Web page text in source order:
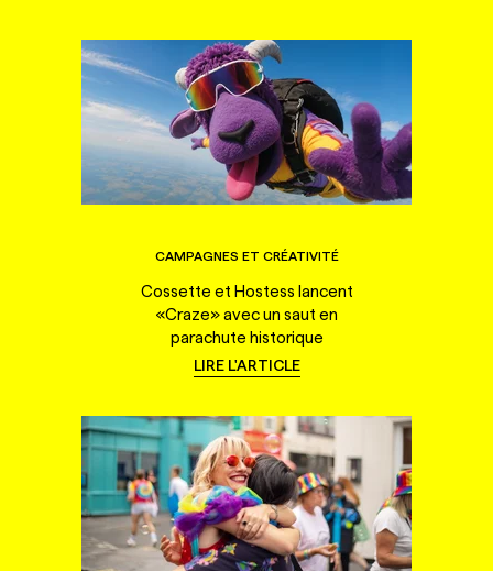
CAMPAGNES ET CRÉATIVITÉ
Cossette et Hostess lancent
«Craze» avec un saut en
parachute historique
LIRE L'ARTICLE